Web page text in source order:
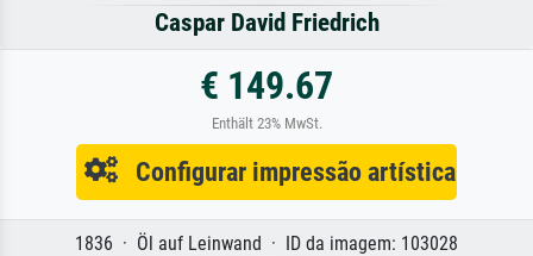
Caspar David Friedrich
€ 149.67
Enthält 23% MwSt.
Configurar impressão artística
1836 · Öl auf Leinwand · ID da imagem: 103028